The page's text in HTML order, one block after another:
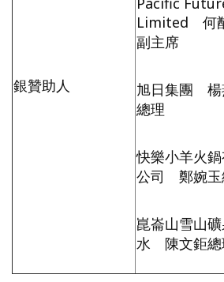
銀贊助人
Limited 何
副主席
旭日集團 楊
總理
快樂小羊火
公司 鄭婉玉
崑崙山雪山礦
水 陳文鉅總